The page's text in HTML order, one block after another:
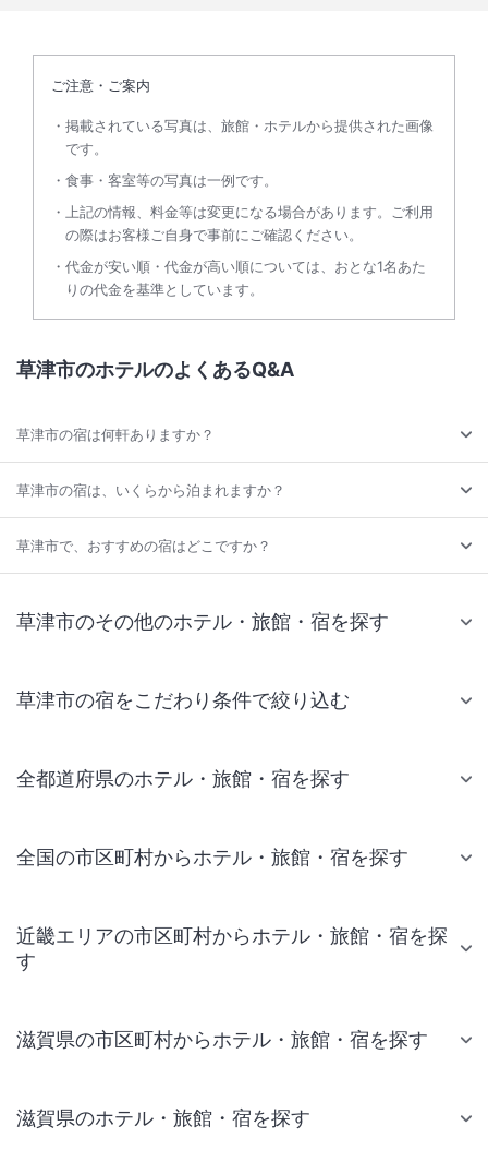
ご注意・ご案内
掲載されている写真は、旅館・ホテルから提供された画像
です。
食事・客室等の写真は一例です。
上記の情報、料金等は変更になる場合があります。ご利用
の際はお客様ご自身で事前にご確認ください。
代金が安い順・代金が高い順については、おとな1名あた
りの代金を基準としています。
草津市のホテルのよくあるQ&A
草津市の宿は何軒ありますか？
草津市の宿は、いくらから泊まれますか？
草津市で、おすすめの宿はどこですか？
草津市のその他のホテル・旅館・宿を探す
草津市の宿をこだわり条件で絞り込む
全都道府県のホテル・旅館・宿を探す
全国の市区町村からホテル・旅館・宿を探す
近畿エリアの市区町村からホテル・旅館・宿を探
す
滋賀県の市区町村からホテル・旅館・宿を探す
滋賀県のホテル・旅館・宿を探す